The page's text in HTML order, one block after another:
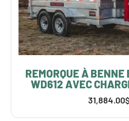
REMORQUE À
WD612 AVEC
31,884.00